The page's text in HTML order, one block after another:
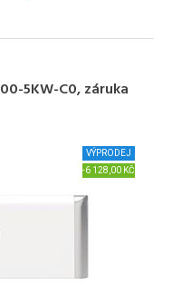
5KW-C0, záruka
VÝPRODEJ
-6 128,00 KČ